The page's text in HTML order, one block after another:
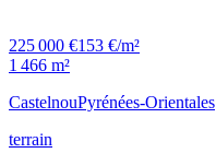
225 000 €153 €/m²
1 466 m²
CastelnouPyrénées-Orientales
terrain